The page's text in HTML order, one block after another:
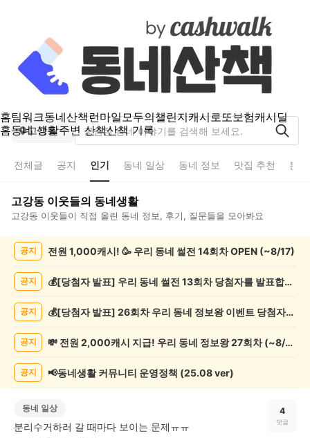
홈팀워크동네산책런마일모두의챌린지캐시로또보험캐시딜
홈동네 생활주변 산책산책 기록
고강동
전체글 공지 인기 동네 일상 동네 정보 맛집 추천 분
고강동 이웃들의 동네생활
고강동 이웃들이 직접 올린 동네 정보, 후기, 질문들을 모아봐요
공지 전원 1,000캐시! 🥳 우리 동네 썰전 14회차 OPEN (~8/17)
공지 💰[당첨자 발표] 우리 동네 썰전 13회차 당첨자를 발표합니다!
공지 💰[당첨자 발표] 26회차 우리 동네 정보왕 이벤트 당첨자를 발표합니다!
공지 💸 전원 2,000캐시 지급! 우리 동네 정보왕 27회차 (~8/10)
공지 📢동네생활 커뮤니티 운영정책 (25.08 ver)
동네 일상
분리수거하러 갈 때마다 보이는 문제ㅠㅠ
4
댓글